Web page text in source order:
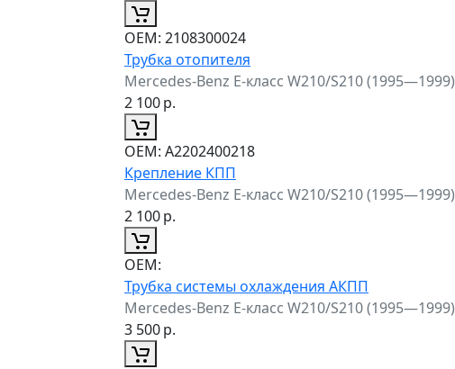
ОЕМ: 2108300024
Трубка отопителя
Mercedes-Benz E-класс W210/S210 (1995—1999)
2 100р.
ОЕМ: A2202400218
Крепление КПП
Mercedes-Benz E-класс W210/S210 (1995—1999)
2 100р.
ОЕМ:
Трубка системы охлаждения АКПП
Mercedes-Benz E-класс W210/S210 (1995—1999)
3 500р.